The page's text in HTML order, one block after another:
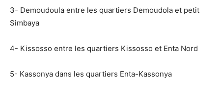
3- Demoudoula entre les quartiers Demoudola et petit
Simbaya
4- Kissosso entre les quartiers Kissosso et Enta Nord
5- Kassonya dans les quartiers Enta-Kassonya